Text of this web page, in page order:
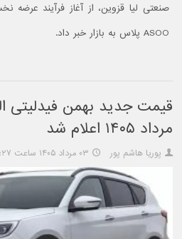
صنعتی لیا قزوین، از آغاز فرآیند عرضه
ASOO پلاس به بازار خبر داد.
قیمت جدید بهمن فیدلیتی
مرداد ۱۴۰۵ اعلام شد
پوریا هاشم پور ۰۳ مرداد ۱۴۰۵ ساعت ۱۰:۲۷